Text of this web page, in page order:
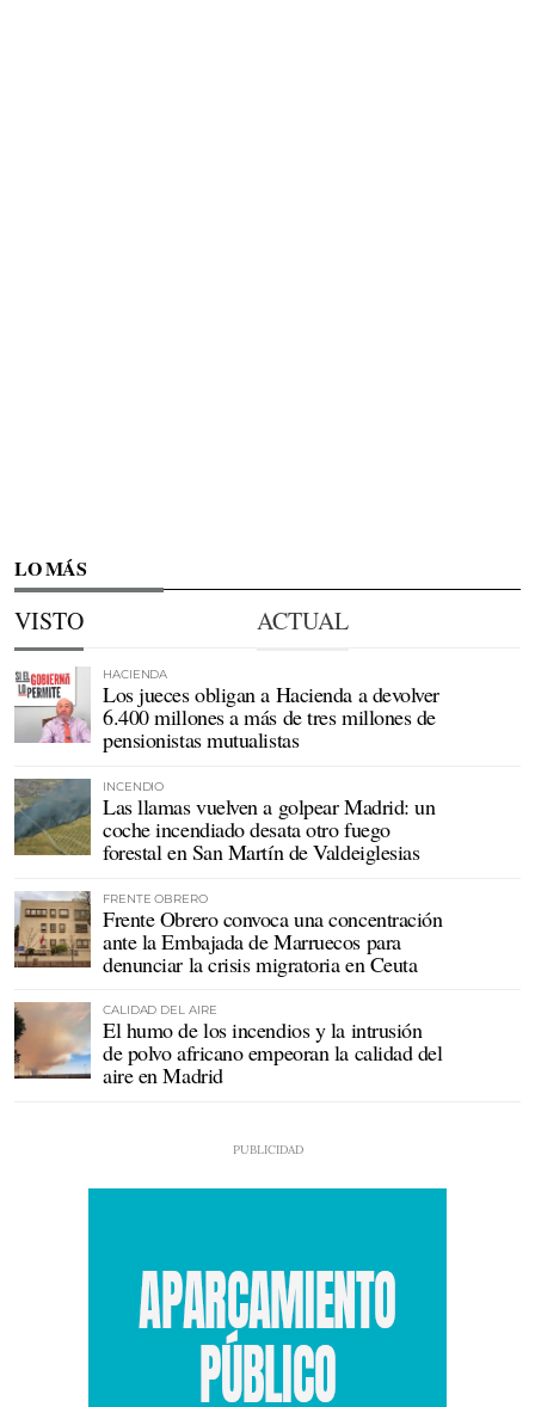
LO MÁS
VISTO ACTUAL
HACIENDA
Los jueces obligan a Hacienda a devolver
6.400 millones a más de tres millones de
pensionistas mutualistas
INCENDIO
Las llamas vuelven a golpear Madrid: un
coche incendiado desata otro fuego
forestal en San Martín de Valdeiglesias
FRENTE OBRERO
Frente Obrero convoca una concentración
ante la Embajada de Marruecos para
denunciar la crisis migratoria en Ceuta
CALIDAD DEL AIRE
El humo de los incendios y la intrusión
de polvo africano empeoran la calidad del
aire en Madrid